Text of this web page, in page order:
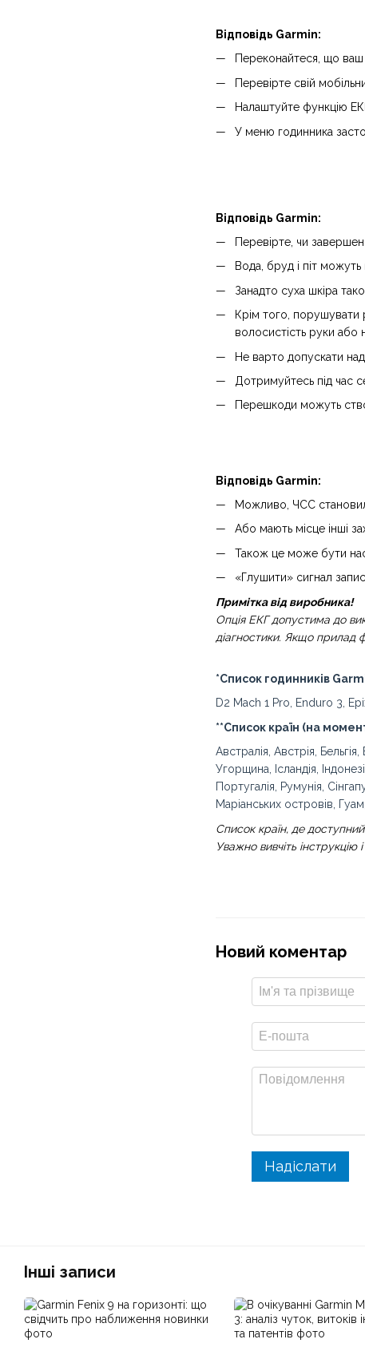
Відповідь Garmin:
Переконайтеся, що ваш
Перевірте свій
Налаштуйте функцію
У меню годинника
Відповідь Garmin:
Перевірте, чи
Вода, бруд і піт
Занадто суха шкіра
Крім того, порушувати
волосистість руки або
Не варто допускати
Дотримуйтесь під час
Перешкоди можуть
Відповідь Garmin:
Можливо, ЧСС
Або мають місце інші
Також це може бути
«Глушити» сигнал
Примітка від виробника!
Опція ЕКГ допустима до
діагностики. Якщо прилад
*Список годинників
D2 Mach 1 Pro, Enduro 3,
**Список країн (на
Австралія, Австрія,
Угорщина, Ісландія,
Португалія, Румунія,
Маріанських островів,
Список країн, де
Уважно вивчіть інструкцію
Новий коментар
Надіслати
Інші записи